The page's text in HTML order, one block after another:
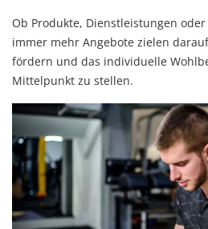
Ob Produkte, Dienstleistungen
immer mehr Angebote zielen
fördern und das individuelle
Mittelpunkt zu stellen.